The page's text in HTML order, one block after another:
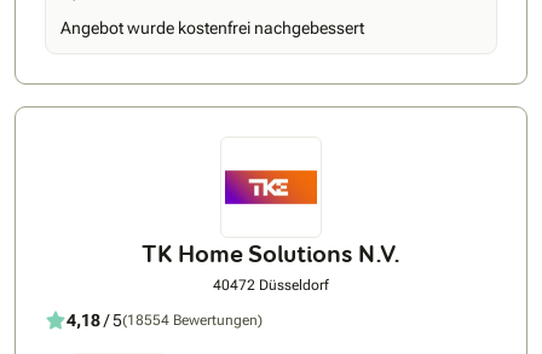
Beratung und Kundendienst. Vertraute, persönliche
Ansprechpartner unterstützen Sie in jeder Phase.HIRO LIFT
ist Hersteller - nicht Händler oder Importeur. Rund 400
gerade und kurvige Treppen oder Personenaufzüge für
jederzeit den Qualitätsstandard unserer Anlagen
garantieren.Ihre Vorteile bei der Hiro Lift
ErfahrungHerstellergarant - größter Hersteller in Deutschland
mit größtem ProduktspektrumEmpatieträger - Ehrliche
Beratung auf AugenhöheMit uns setzen Sie auf ein
Mut, Kante und einer gehörigen Portion Empathie für Sie. Wir
Angebot wurde kostenfrei nachgebessert
TK Home Solutions N.V.
40472 Düsseldorf
4,18/ 5(18554 Bewertungen)